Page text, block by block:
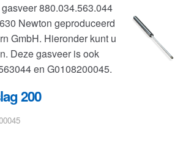
880.034.563.044
Newton geproduceerd
GmbH. Hieronder kunt u
Deze gasveer is ook
en G0108200045.
200